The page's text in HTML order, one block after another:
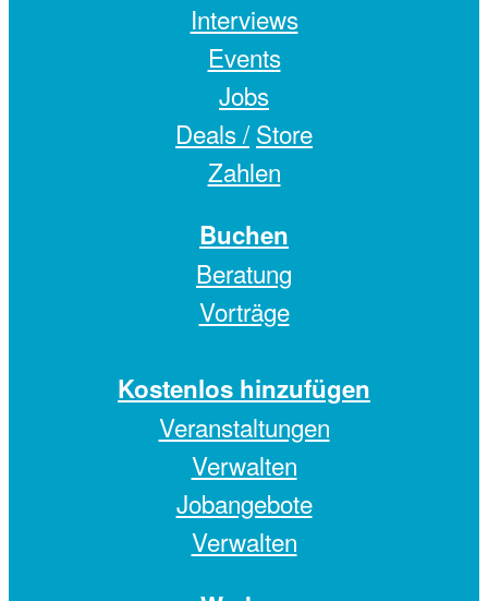
Interviews
Events
Jobs
Deals / Store
Zahlen
Buchen
Beratung
Vorträge
Kostenlos hinzufügen
Veranstaltungen
Verwalten
Jobangebote
Verwalten